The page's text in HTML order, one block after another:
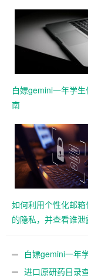
白嫖gemini一年学
南
如何利用个性化邮
的隐私，并查看谁泄
白嫖gemini一年
进口原研药目录